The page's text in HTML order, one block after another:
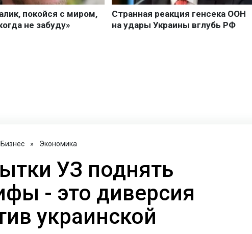
Бизнес » Экономика
УЗ поднять
- это диверсия
украинской